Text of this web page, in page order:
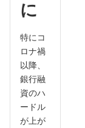
に
特にコ
ロナ禍
以降、
銀行融
資のハ
ードル
が上が